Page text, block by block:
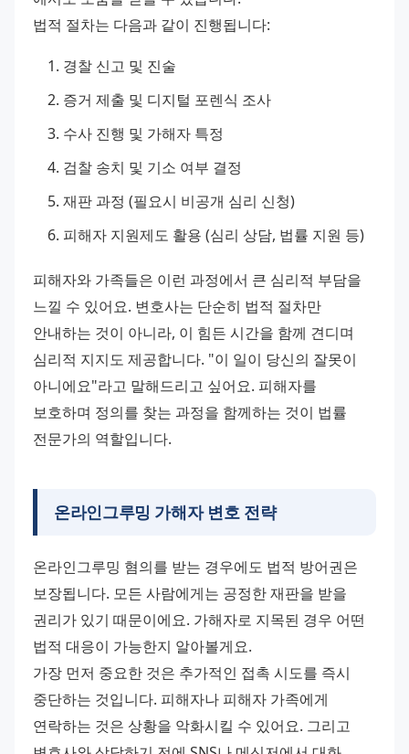
법적 절차는 다음과 같이 진행됩니다:
경찰 신고 및 진술
증거 제출 및 디지털 포렌식 조사
수사 진행 및 가해자 특정
검찰 송치 및 기소 여부 결정
재판 과정 (필요시 비공개 심리 신청)
피해자 지원제도 활용 (심리 상담, 법률 지원 등)
피해자와 가족들은 이런 과정에서 큰 심리적 부담을
느낄 수 있어요. 변호사는 단순히 법적 절차만
안내하는 것이 아니라, 이 힘든 시간을 함께 견디며
심리적 지지도 제공합니다. "이 일이 당신의 잘못이
아니에요"라고 말해드리고 싶어요. 피해자를
보호하며 정의를 찾는 과정을 함께하는 것이 법률
전문가의 역할입니다.
온라인그루밍 가해자 변호 전략
온라인그루밍 혐의를 받는 경우에도 법적 방어권은
보장됩니다. 모든 사람에게는 공정한 재판을 받을
권리가 있기 때문이에요. 가해자로 지목된 경우 어떤
법적 대응이 가능한지 알아볼게요.
가장 먼저 중요한 것은 추가적인 접촉 시도를 즉시
중단하는 것입니다. 피해자나 피해자 가족에게
연락하는 것은 상황을 악화시킬 수 있어요. 그리고